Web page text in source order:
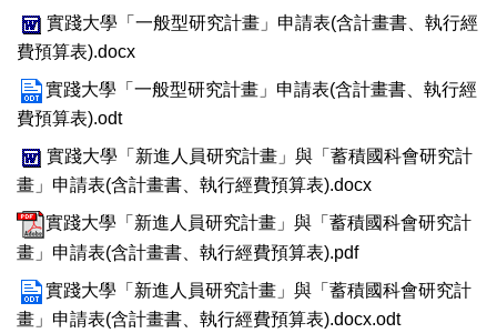
實踐大學「一般型研究計畫」申請表(含計畫書、執行經
費預算表).docx
實踐大學「一般型研究計畫」申請表(含計畫書、執行經
費預算表).odt
實踐大學「新進人員研究計畫」與「蓄積國科會研究計
畫」申請表(含計畫書、執行經費預算表).docx
實踐大學「新進人員研究計畫」與「蓄積國科會研究計
畫」申請表(含計畫書、執行經費預算表).pdf
實踐大學「新進人員研究計畫」與「蓄積國科會研究計
畫」申請表(含計畫書、執行經費預算表).docx.odt